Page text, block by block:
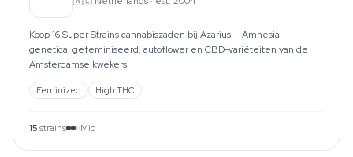
Koop 16 Super Strains cannabiszaden bij Azarius — Amnesia-
genetica, gefeminiseerd, autoflower en CBD-variëteiten van de
Amsterdamse kwekers.
Feminized High THC
15 strains Mid